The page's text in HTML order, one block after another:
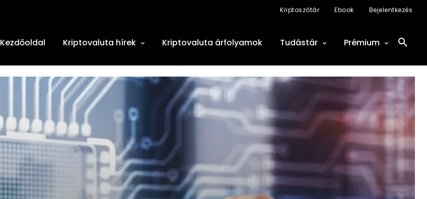
Kriptoszótár Ebook Bejelentkezés
Kezdőoldal Kriptovaluta hírek Kriptovaluta árfolyamok Tudástár Prémium